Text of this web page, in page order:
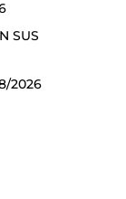
SUS
2026